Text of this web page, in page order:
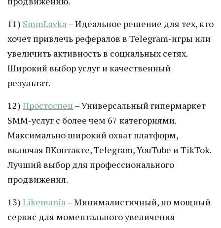
11) SmmLavka– Идеальное решение для тех, кто
хочет привлечь рефералов в Telegram-игры или
увеличить активность в социальных сетях.
Широкий выбор услуг и качественный
результат.
12) Простоспец– Универсальный гипермаркет
SMM-услуг с более чем 67 категориями.
Максимально широкий охват платформ,
включая ВКонтакте, Telegram, YouTube и TikTok.
Лучший выбор для профессионального
продвижения.
13) Likemania– Минималистичный, но мощный
сервис для моментального увеличения